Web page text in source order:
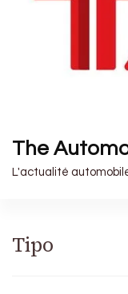
The
L'actualité
Tipo